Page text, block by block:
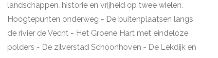
landschappen, historie en vrijheid op twee wielen.
Hoogtepunten onderweg - De buitenplaatsen langs
de rivier de Vecht - Het Groene Hart met eindeloze
polders - De zilverstad Schoonhoven - De Lekdijk en